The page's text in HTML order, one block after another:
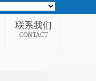
联系我们
CONTACT